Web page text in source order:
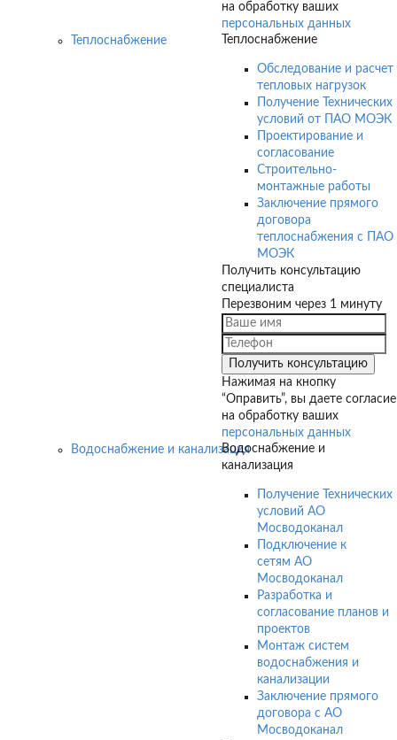
на обработку ваших
персональных данных
Теплоснабжение
Теплоснабжение
Обследование и расчет
тепловых нагрузок
Получение Технических
условий от ПАО МОЭК
Проектирование и
согласование
Строительно-
монтажные работы
Заключение прямого
договора
теплоснабжения с ПАО
МОЭК
Получить консультацию
специалиста
Перезвоним через 1 минуту
Нажимая на кнопку
“Оправить”, вы даете согласие
на обработку ваших
персональных данных
Водоснабжение и канализацияВодоснабжение и
канализация
Получение Технических
условий АО
Мосводоканал
Подключение к
сетям АО
Мосводоканал
Разработка и
согласование планов и
проектов
Монтаж систем
водоснабжения и
канализации
Заключение прямого
договора с АО
Мосводоканал